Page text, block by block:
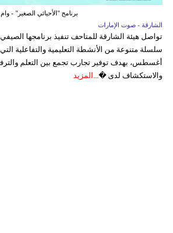
برنامج "الأحيائي الصغير" - وام
الشارقة - صوت الإمارات
سلسلة متنوعة من الأنشطة التعليمية والتفاعلية
أغسطس، بهدف توفير تجارب تجمع بين التعلم
والاستكشاف لدى �... المزيد